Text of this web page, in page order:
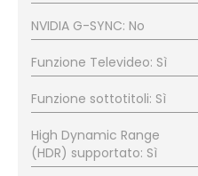
NVIDIA G-SYNC: No
Funzione Televideo: Sì
Funzione sottotitoli: Sì
High Dynamic Range
(HDR) supportato: Sì